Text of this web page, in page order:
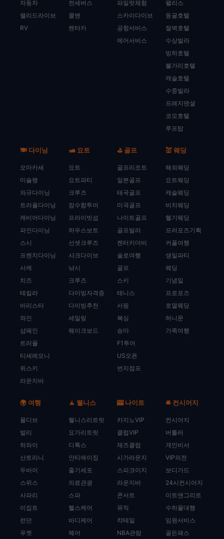
자동차
랠리드라이브
RV
전세버스
콜밴
렌터카
파일럿체험
스카이다이브
공항서비스
에어서비스
팰리스
동굴호텔
절벽호텔
수상빌라
빙하호텔
불가리호텔
캐슬호텔
수중빌라
프레지덴셜
코모호텔
루프탑
🍽️ 다이닝
오마카세
미슐랭
와규다이닝
트러플다이닝
캐비어다이닝
파인다이닝
스시
프렌치다이닝
사케
치즈
테킬라
바리스타
와인
샴페인
트러플
티세레모니
위스키
라운지바
🛥️ 요트
요트
요트파티
크루즈
잠수함투어
프라이빗섬
하우스보트
선셋크루즈
샤크다이브
낚시
크루즈
다이빙자격증
다이빙추천
세일링
웨이크보드
⛳ 골프
골프리조트
일본골프
태국골프
미국골프
나이트골프
골프빌라
켄터키더비
솔로여행
골프
스키
테니스
서핑
복싱
승마
F1투어
US오픈
번지점프
💒 웨딩
해외웨딩
요트웨딩
캐슬웨딩
비치웨딩
헬기웨딩
프러포즈기획
커플여행
생일파티
웨딩
기념일
프로포즈
로열웨딩
허니문
가족여행
🌍 여행
몰디브
발리
하와이
산토리니
두바이
스위스
사파리
이집트
런던
푸켓
🧘 웰니스
웰니스리트릿
요가리트릿
디톡스
안티에이징
줄기세포
의료관광
스파
헬스케어
바디케어
헤어
🎰 나이트
카지노VIP
클럽VIP
재즈클럽
시가라운지
스피크이지
라운지바
콘서트
뮤직
칵테일
NBA관람
🛎️ 컨시어지
컨시어지
버틀러
개인비서
VIP의전
보디가드
24시컨시어지
미트앤그리트
수하물대행
임원서비스
골든패스